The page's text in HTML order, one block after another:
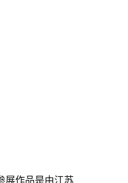
展作品是由江苏